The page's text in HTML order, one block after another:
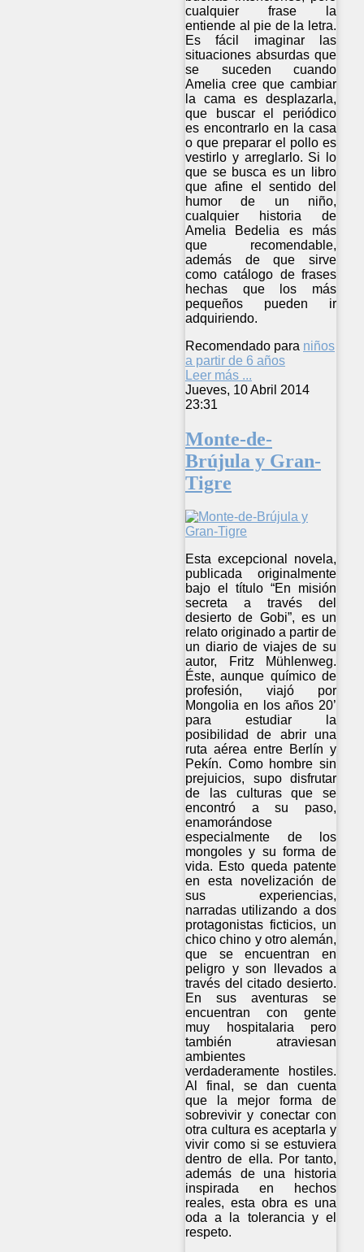
cualquier frase la
entiende al pie de la letra.
Es fácil imaginar las
situaciones absurdas que
se suceden cuando
Amelia cree que cambiar
la cama es desplazarla,
que buscar el periódico
es encontrarlo en la casa
o que preparar el pollo es
vestirlo y arreglarlo. Si lo
que se busca es un libro
que afine el sentido del
humor de un niño,
cualquier historia de
Amelia Bedelia es más
que recomendable,
además de que sirve
como catálogo de frases
hechas que los más
pequeños pueden ir
adquiriendo.
Recomendado para niños
a partir de 6 años
Leer más ...
Jueves, 10 Abril 2014
23:31
Monte-de-
Brújula y Gran-
Tigre
Esta excepcional novela,
publicada originalmente
bajo el título “En misión
secreta a través del
desierto de Gobi”, es un
relato originado a partir de
un diario de viajes de su
autor, Fritz Mühlenweg.
Éste, aunque químico de
profesión, viajó por
Mongolia en los años 20’
para estudiar la
posibilidad de abrir una
ruta aérea entre Berlín y
Pekín. Como hombre sin
prejuicios, supo disfrutar
de las culturas que se
encontró a su paso,
enamorándose
especialmente de los
mongoles y su forma de
vida. Esto queda patente
en esta novelización de
sus experiencias,
narradas utilizando a dos
protagonistas ficticios, un
chico chino y otro alemán,
que se encuentran en
peligro y son llevados a
través del citado desierto.
En sus aventuras se
encuentran con gente
muy hospitalaria pero
también atraviesan
ambientes
verdaderamente hostiles.
Al final, se dan cuenta
que la mejor forma de
sobrevivir y conectar con
otra cultura es aceptarla y
vivir como si se estuviera
dentro de ella. Por tanto,
además de una historia
inspirada en hechos
reales, esta obra es una
oda a la tolerancia y el
respeto.